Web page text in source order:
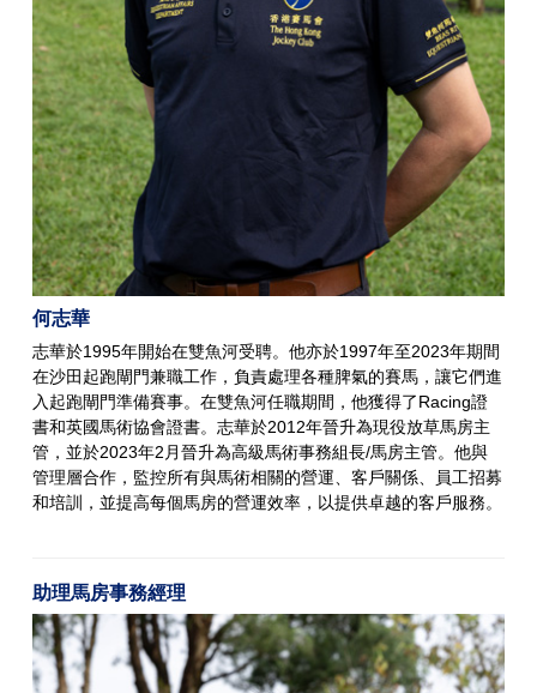
何志華
志華於1995年開始在雙魚河受聘。他亦於1997年至2023年期間
在沙田起跑閘門兼職工作，負責處理各種脾氣的賽馬，讓它們進
入起跑閘門準備賽事。在雙魚河任職期間，他獲得了Racing證
書和英國馬術協會證書。志華於2012年晉升為現役放草馬房主
管，並於2023年2月晉升為高級馬術事務組長/馬房主管。他與
管理層合作，監控所有與馬術相關的營運、客戶關係、員工招募
和培訓，並提高每個馬房的營運效率，以提供卓越的客戶服務。
助理馬房事務經理